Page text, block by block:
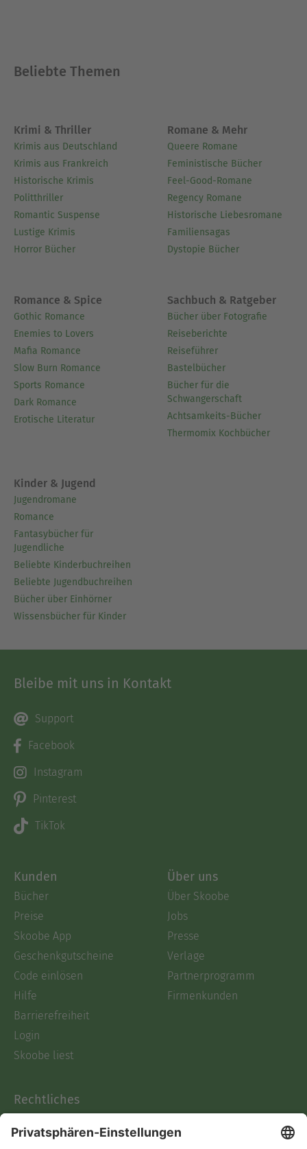
Beliebte Themen
Krimi & Thriller
Krimis aus Deutschland
Krimis aus Frankreich
Historische Krimis
Politthriller
Romantic Suspense
Lustige Krimis
Horror Bücher
Romane & Mehr
Queere Romane
Feministische Bücher
Feel-Good-Romane
Regency Romane
Historische Liebesromane
Familiensagas
Dystopie Bücher
Romance & Spice
Gothic Romance
Enemies to Lovers
Mafia Romance
Slow Burn Romance
Sports Romance
Dark Romance
Erotische Literatur
Sachbuch & Ratgeber
Bücher über Fotografie
Reiseberichte
Reiseführer
Bastelbücher
Bücher für die
Schwangerschaft
Achtsamkeits-Bücher
Thermomix Kochbücher
Kinder & Jugend
Jugendromane
Romance
Fantasybücher für
Jugendliche
Beliebte Kinderbuchreihen
Beliebte Jugendbuchreihen
Bücher über Einhörner
Wissensbücher für Kinder
Bleibe mit uns in Kontakt
Support
Facebook
Instagram
Pinterest
TikTok
Kunden
Bücher
Preise
Skoobe App
Geschenkgutscheine
Code einlösen
Hilfe
Barrierefreiheit
Login
Skoobe liest
Über uns
Über Skoobe
Jobs
Presse
Verlage
Partnerprogramm
Firmenkunden
Rechtliches
AGB